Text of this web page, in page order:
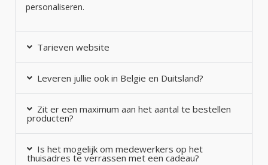
personaliseren.
Tarieven website
Leveren jullie ook in Belgie en Duitsland?
Zit er een maximum aan het aantal te bestellen
producten?
Is het mogelijk om medewerkers op het
thuisadres te verrassen met een cadeau?